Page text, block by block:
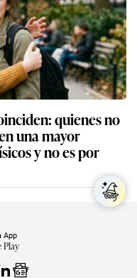
quienes no
una mayor
y no es por
App
Play